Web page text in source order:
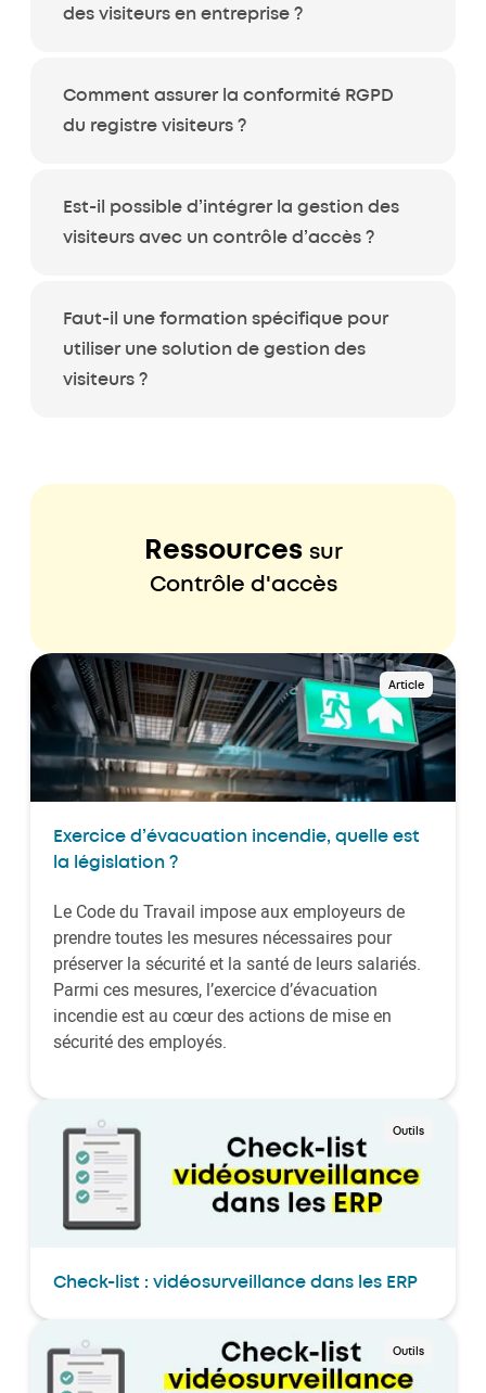
des visiteurs en entreprise ?
Comment assurer la conformité RGPD
du registre visiteurs ?
Est-il possible d’intégrer la gestion des
visiteurs avec un contrôle d’accès ?
Faut-il une formation spécifique pour
utiliser une solution de gestion des
visiteurs ?
Article
Exercice d’évacuation incendie, quelle est
la législation ?
Le Code du Travail impose aux employeurs de
prendre toutes les mesures nécessaires pour
préserver la sécurité et la santé de leurs salariés.
Parmi ces mesures, l’exercice d’évacuation
incendie est au cœur des actions de mise en
sécurité des employés.
Outils
Check-list : vidéosurveillance dans les ERP
Outils
Ressources sur
Contrôle d'accès